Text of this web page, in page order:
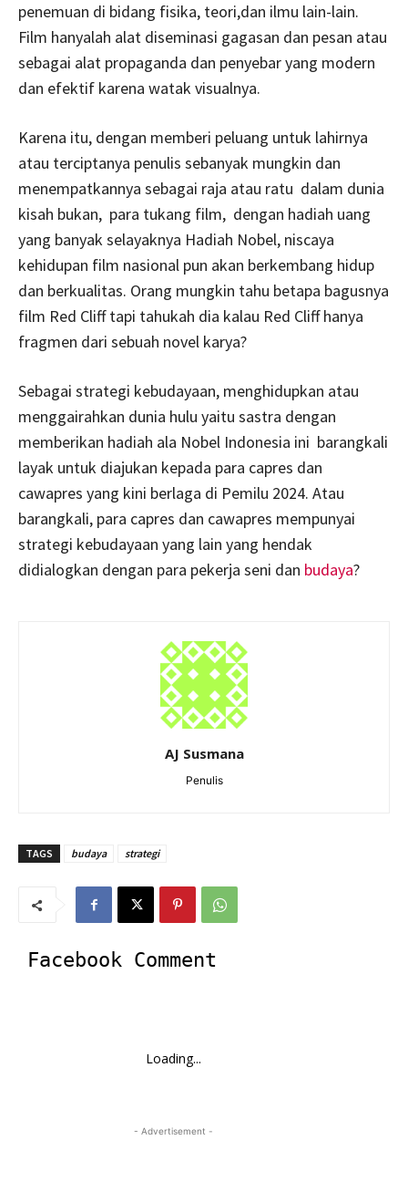
penemuan di bidang fisika, teori,dan ilmu lain-lain.
Film hanyalah alat diseminasi gagasan dan pesan atau
sebagai alat propaganda dan penyebar yang modern
dan efektif karena watak visualnya.
Karena itu, dengan memberi peluang untuk lahirnya
atau terciptanya penulis sebanyak mungkin dan
menempatkannya sebagai raja atau ratu dalam dunia
kisah bukan, para tukang film, dengan hadiah uang
yang banyak selayaknya Hadiah Nobel, niscaya
kehidupan film nasional pun akan berkembang hidup
dan berkualitas. Orang mungkin tahu betapa bagusnya
film Red Cliff tapi tahukah dia kalau Red Cliff hanya
fragmen dari sebuah novel karya?
Sebagai strategi kebudayaan, menghidupkan atau
menggairahkan dunia hulu yaitu sastra dengan
memberikan hadiah ala Nobel Indonesia ini barangkali
layak untuk diajukan kepada para capres dan
cawapres yang kini berlaga di Pemilu 2024. Atau
barangkali, para capres dan cawapres mempunyai
strategi kebudayaan yang lain yang hendak
didialogkan dengan para pekerja seni dan budaya?
AJ Susmana
Penulis
TAGS budaya strategi
Facebook Comment
Loading...
- Advertisement -